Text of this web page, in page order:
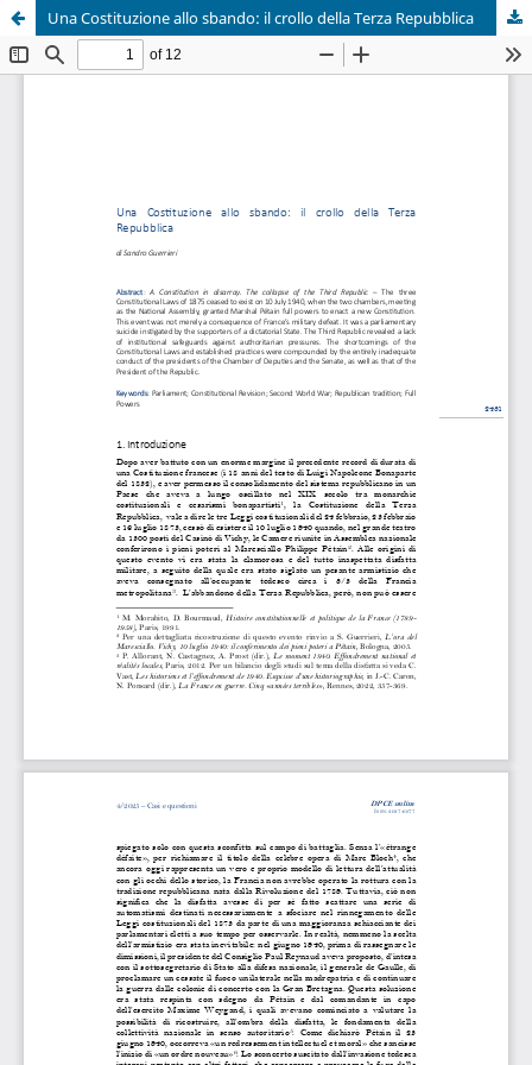
Una Costituzione allo sbando: il crollo della Terza Repubblica